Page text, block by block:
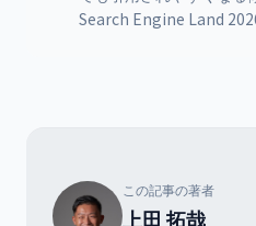
Search Engine Land
この記事の著者
上田 拓哉